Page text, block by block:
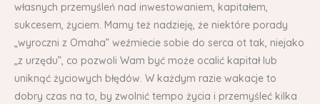
własnych przemyśleń nad inwestowaniem, kapitałem,
sukcesem, życiem. Mamy też nadzieję, że niektóre porady
„wyroczni z Omaha” weźmiecie sobie do serca ot tak, niejako
„z urzędu”, co pozwoli Wam być może ocalić kapitał lub
uniknąć życiowych błędów. W każdym razie wakacje to
dobry czas na to, by zwolnić tempo życia i przemyśleć kilka